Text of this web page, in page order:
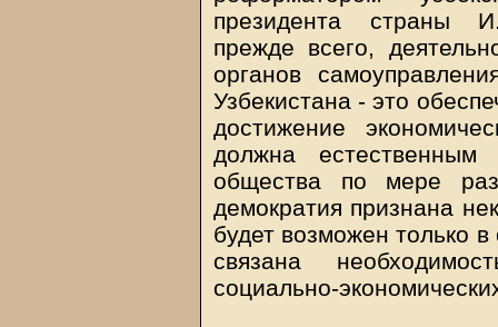
президента страны
прежде всего,
органов
Узбекистана - это
достижение
должна
общества по мере
демократия признана
будет возможен только
связана
социально-